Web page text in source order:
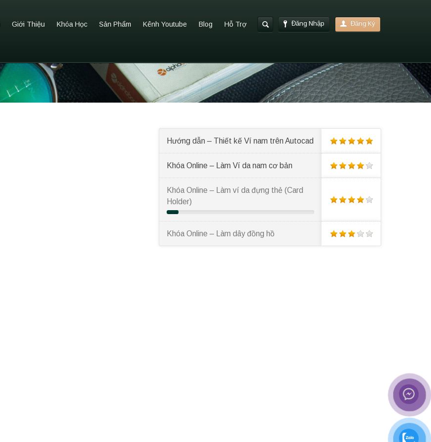
Đăng Nhập Đăng Ký
Giới Thiệu Khóa Học Sản Phẩm Kênh Youtube Blog Hỗ Trợ
Hướng dẫn – Thiết kế Ví nam trên Autocad
Khóa Online – Làm Ví da nam cơ bản
Khóa Online – Làm ví da đựng thẻ (Card
Holder)
Khóa Online – Làm dây đồng hồ